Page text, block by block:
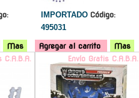
Mas
IMPORTADO Código:
495031
Agregar al carrito
Mas
C.A.B.A. Envío Gratis C.A.B.A.